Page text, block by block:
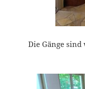
Die Gänge